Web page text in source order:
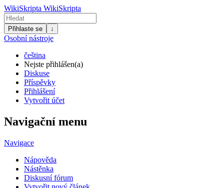
WikiSkripta WikiSkripta
Přihlaste se ↓
Osobní nástroje
čeština
Nejste přihlášen(a)
Diskuse
Příspěvky
Přihlášení
Vytvořit účet
Navigační menu
Navigace
Nápověda
Nástěnka
Diskusní fórum